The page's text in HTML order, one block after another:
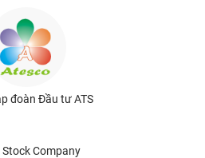
đoàn Đầu tư ATS
Company